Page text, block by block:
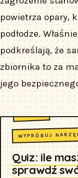
powietrza opary,
podłodze.
podkreślają, że
zbiornika to za
jego
WYPRÓBUJ
Quiz: ile
sprawdź